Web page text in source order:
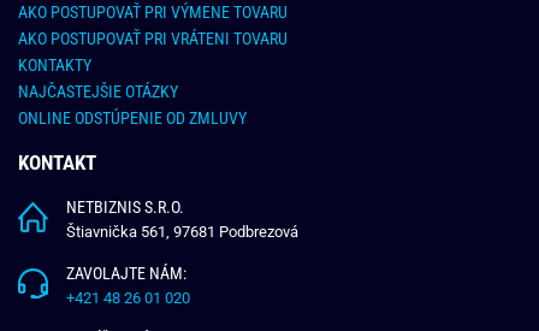
AKO POSTUPOVAŤ PRI VÝMENE TOVARU
AKO POSTUPOVAŤ PRI VRÁTENI TOVARU
KONTAKTY
NAJČASTEJŠIE OTÁZKY
ONLINE ODSTÚPENIE OD ZMLUVY
KONTAKT
NETBIZNIS S.R.O.
Štiavnička 561, 97681 Podbrezová
ZAVOLAJTE NÁM:
+421 48 26 01 020